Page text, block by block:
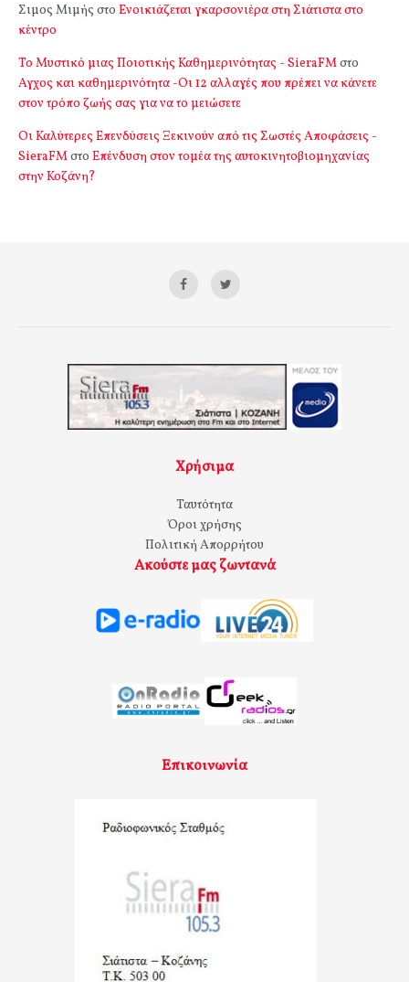
Σιμος Μιμής στο Ενοικιάζεται γκαρσονιέρα στη Σιάτιστα στο
κέντρο
Το Μυστικό μιας Ποιοτικής Καθημερινότητας - SieraFMστο
Αγχος και καθημερινότητα -Οι 12 αλλαγές που πρέπει να κάνετε
στον τρόπο ζωής σας για να το μειώσετε
Οι Καλύτερες Επενδύσεις Ξεκινούν από τις Σωστές Αποφάσεις -
SieraFMστο Επένδυση στον τομέα της αυτοκινητοβιομηχανίας
στην Κοζάνη?
Χρήσιμα
Ταυτότητα
Όροι χρήσης
Πολιτική Απορρήτου
Ακούστε μας ζωντανά
Επικοινωνία